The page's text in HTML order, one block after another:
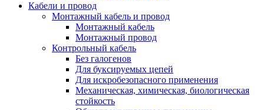
Кабели и провод
Монтажный кабель и провод
Монтажный кабель
Монтажный провод
Контрольный кабель
Без галогенов
Для буксируемых цепей
Для искробезопасного применения
Механическая, химическая, биологическая
стойкость